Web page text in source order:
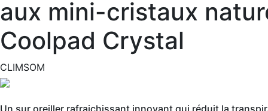
aux mini-cristaux
Coolpad Crystal
CLIMSOM
Un sur oreiller rafraichissant innovant qui réduit la